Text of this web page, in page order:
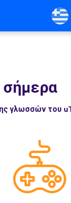
σήμερα
γλωσσών του